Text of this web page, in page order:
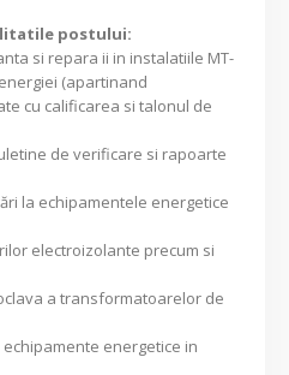
postului:
si repara ii in instalatiile MT-
(apartinand
cu calificarea si talonul de
de verificare si rapoarte
la echipamentele energetice
electroizolante precum si
a transformatoarelor de
energetice in